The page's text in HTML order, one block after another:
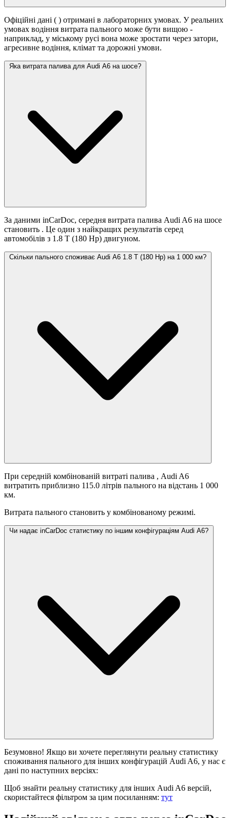
Офіційні дані ( ) отримані в лабораторних умовах. У реальних
умовах водіння витрата пального може бути вищою -
наприклад, у міському русі вона може зростати через затори,
агресивне водіння, клімат та дорожні умови.
Яка витрата палива для Audi A6 на шосе?
За даними inCarDoc, середня витрата палива Audi A6 на шосе
становить . Це один з найкращих результатів серед
автомобілів з 1.8 T (180 Hp) двигуном.
Скільки пального споживає Audi A6 1.8 T (180 Hp) на 1 000 км?
При середній комбінованій витраті палива , Audi A6
витратить приблизно 115.0 літрів пального на відстань 1 000
км.
Витрата пального становить у комбінованому режимі.
Чи надає inCarDoc статистику по іншим конфігураціям Audi A6?
Безумовно! Якщо ви хочете переглянути реальну статистику
споживання пального для інших конфігурацій Audi A6, у нас є
дані по наступних версіях:
Щоб знайти реальну статистику для інших Audi A6 версій,
скористайтеся фільтром за цим посиланням: тут